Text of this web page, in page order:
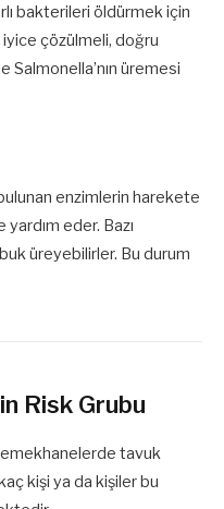
bakterileri öldürmek için
çözülmeli, doğru
Salmonella’nın üremesi
enzimlerin harekete
eder. Bazı
üreyebilirler. Bu durum
Risk Grubu
tavuk
kişi ya da kişiler bu